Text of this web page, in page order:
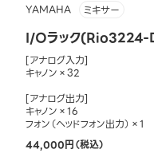
YAMAHA ミキサー
I/Oラック
[アナログ入力]
キャノン×32
[アナログ出力]
キャノン×16
フォン（ヘッドフォン出力）×1
44,000円（税込）